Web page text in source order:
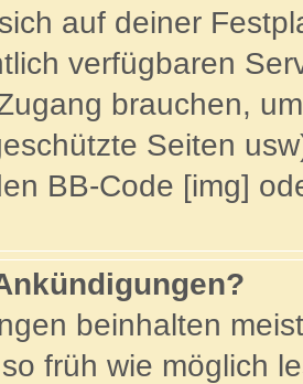
auf deiner
verfügbaren
brauchen,
Seiten
BB-Code [img]
beinhalten
früh wie möglich